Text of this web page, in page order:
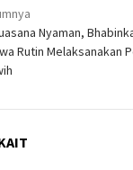
Nyaman,
Rutin Melaksanakan